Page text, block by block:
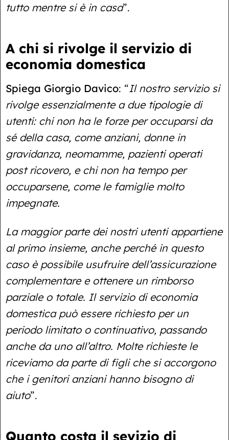
tutto mentre si è in casa”.
A chi si rivolge il servizio di
economia domestica
Spiega Giorgio Davico: “Il nostro servizio si
rivolge essenzialmente a due tipologie di
utenti: chi non ha le forze per occuparsi da
sé della casa, come anziani, donne in
gravidanza, neomamme, pazienti operati
post ricovero, e chi non ha tempo per
occuparsene, come le famiglie molto
impegnate.
La maggior parte dei nostri utenti appartiene
al primo insieme, anche perché in questo
caso è possibile usufruire dell’assicurazione
complementare e ottenere un rimborso
parziale o totale. Il servizio di economia
domestica può essere richiesto per un
periodo limitato o continuativo, passando
anche da uno all’altro. Molte richieste le
riceviamo da parte di figli che si accorgono
che i genitori anziani hanno bisogno di
aiuto”.
Quanto costa il sevizio di